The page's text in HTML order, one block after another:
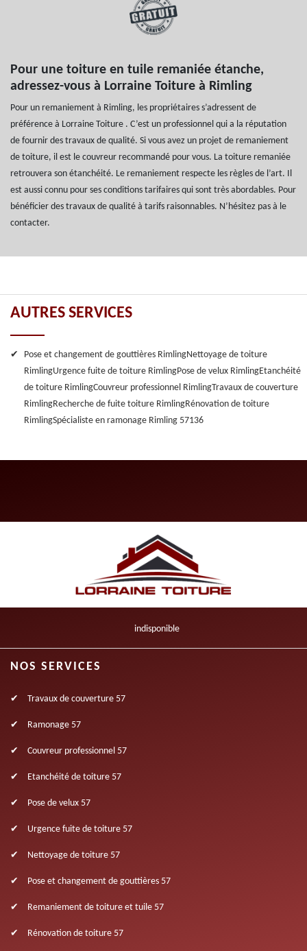
Pour une toiture en tuile remaniée étanche,
adressez-vous à Lorraine Toiture à Rimling
Pour un remaniement à Rimling, les propriétaires s’adressent de
préférence à Lorraine Toiture . C’est un professionnel qui a la réputation
de fournir des travaux de qualité. Si vous avez un projet de remaniement
de toiture, il est le couvreur recommandé pour vous. La toiture remaniée
retrouvera son étanchéité. Le remaniement respecte les règles de l’art. Il
est aussi connu pour ses conditions tarifaires qui sont très abordables. Pour
bénéficier des travaux de qualité à tarifs raisonnables. N’hésitez pas à le
contacter.
AUTRES SERVICES
Pose et changement de gouttières RimlingNettoyage de toiture
RimlingUrgence fuite de toiture RimlingPose de velux RimlingEtanchéité
de toiture RimlingCouvreur professionnel RimlingTravaux de couverture
RimlingRecherche de fuite toiture RimlingRénovation de toiture
RimlingSpécialiste en ramonage Rimling 57136
indisponible
NOS SERVICES
Travaux de couverture 57
Ramonage 57
Couvreur professionnel 57
Etanchéité de toiture 57
Pose de velux 57
Urgence fuite de toiture 57
Nettoyage de toiture 57
Pose et changement de gouttières 57
Remaniement de toiture et tuile 57
Rénovation de toiture 57